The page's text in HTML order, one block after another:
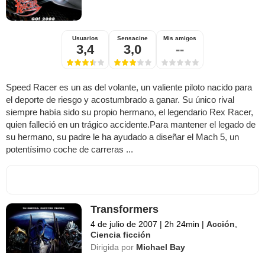
Usuarios
3,4
Sensacine
3,0
Mis amigos
--
Speed Racer es un as del volante, un valiente piloto nacido para
el deporte de riesgo y acostumbrado a ganar. Su único rival
siempre había sido su propio hermano, el legendario Rex Racer,
quien falleció en un trágico accidente.Para mantener el legado de
su hermano, su padre le ha ayudado a diseñar el Mach 5, un
potentísimo coche de carreras ...
Transformers
4 de julio de 2007 | 2h 24min | Acción
Ciencia ficción
Dirigida por Michael Bay